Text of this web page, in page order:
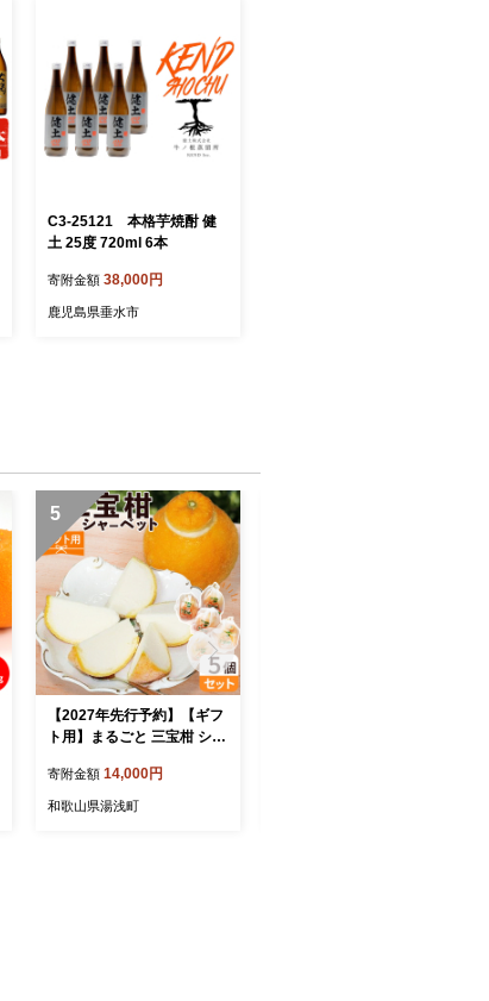
C3-25121 本格芋焼酎 健
土 25度 720ml 6本
寄附金額 38,000円
鹿児島県垂水市
5
【2027年先行予約】【ギフ
ト用】まるごと 三宝柑 シャ
9_GFTn
寄附金額 14,000円
和歌山県湯浅町